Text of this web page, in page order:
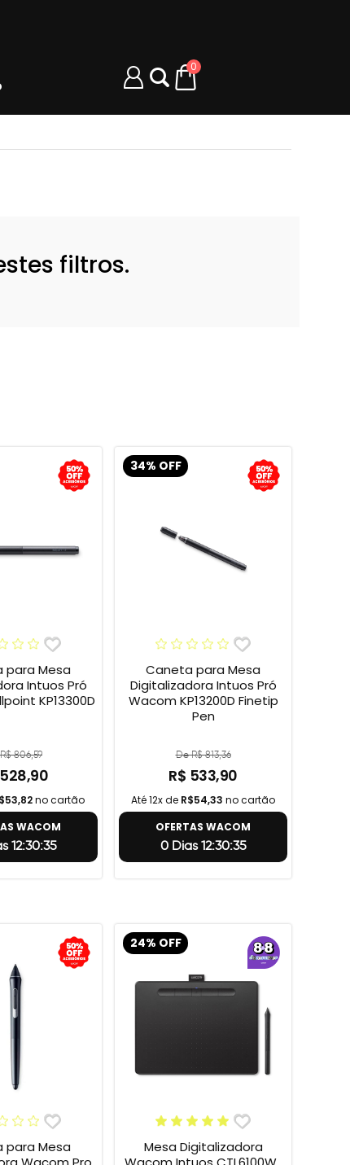
0
filtros.
para Mesa
Intuos Pró
KP13300D
806,59
no cartão
WACOM
12:30:34
34% OFF
Caneta para Mesa
Digitalizadora Intuos Pró
Wacom KP13200D Finetip
Pen
De R$ 813,36
R$ 533,90
Até 12x de R$54,33 no cartão
OFERTAS WACOM
0 Dias 12:30:34
para Mesa
24% OFF
Mesa Digitalizadora